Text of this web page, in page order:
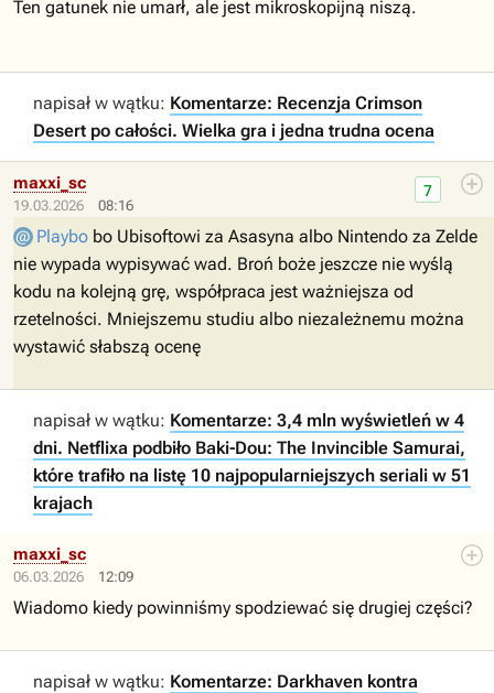
Ten gatunek nie umarł, ale jest mikroskopijną niszą.
napisał w wątku: Komentarze: Recenzja Crimson
Desert po całości. Wielka gra i jedna trudna ocena
19.03.2026 08:16
7
maxxi_sc
Playbo bo Ubisoftowi za Asasyna albo Nintendo za Zelde
nie wypada wypisywać wad. Broń boże jeszcze nie wyślą
kodu na kolejną grę, współpraca jest ważniejsza od
rzetelności. Mniejszemu studiu albo niezależnemu można
wystawić słabszą ocenę
napisał w wątku: Komentarze: 3,4 mln wyświetleń w 4
dni. Netflixa podbiło Baki-Dou: The Invincible Samurai,
które trafiło na listę 10 najpopularniejszych seriali w 51
krajach
06.03.2026 12:09
maxxi_sc
Wiadomo kiedy powinniśmy spodziewać się drugiej części?
napisał w wątku: Komentarze: Darkhaven kontra